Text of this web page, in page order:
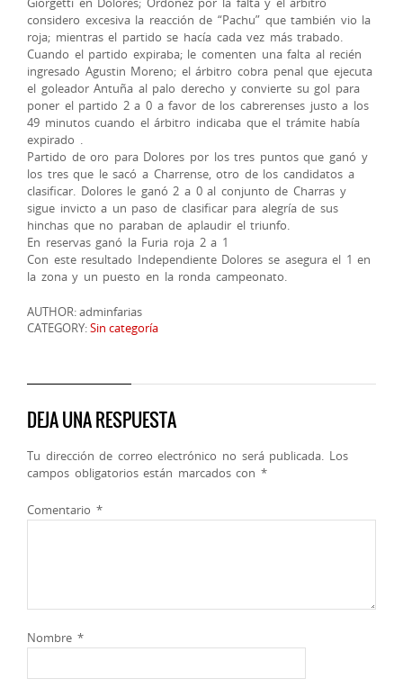
considero excesiva la reacción de “Pachu” que también vio la
roja; mientras el partido se hacía cada vez más trabado.
Cuando el partido expiraba; le comenten una falta al recién
ingresado Agustin Moreno; el árbitro cobra penal que ejecuta
el goleador Antuña al palo derecho y convierte su gol para
poner el partido 2 a 0 a favor de los cabrerenses justo a los
49 minutos cuando el árbitro indicaba que el trámite había
expirado .
Partido de oro para Dolores por los tres puntos que ganó y
los tres que le sacó a Charrense, otro de los candidatos a
clasificar. Dolores le ganó 2 a 0 al conjunto de Charras y
sigue invicto a un paso de clasificar para alegría de sus
hinchas que no paraban de aplaudir el triunfo.
En reservas ganó la Furia roja 2 a 1
Con este resultado Independiente Dolores se asegura el 1 en
la zona y un puesto en la ronda campeonato.
AUTHOR: adminfarias
CATEGORY:Sin categoría
DEJA UNA RESPUESTA
Tu dirección de correo electrónico no será publicada. Los
campos obligatorios están marcados con *
Comentario *
Nombre *